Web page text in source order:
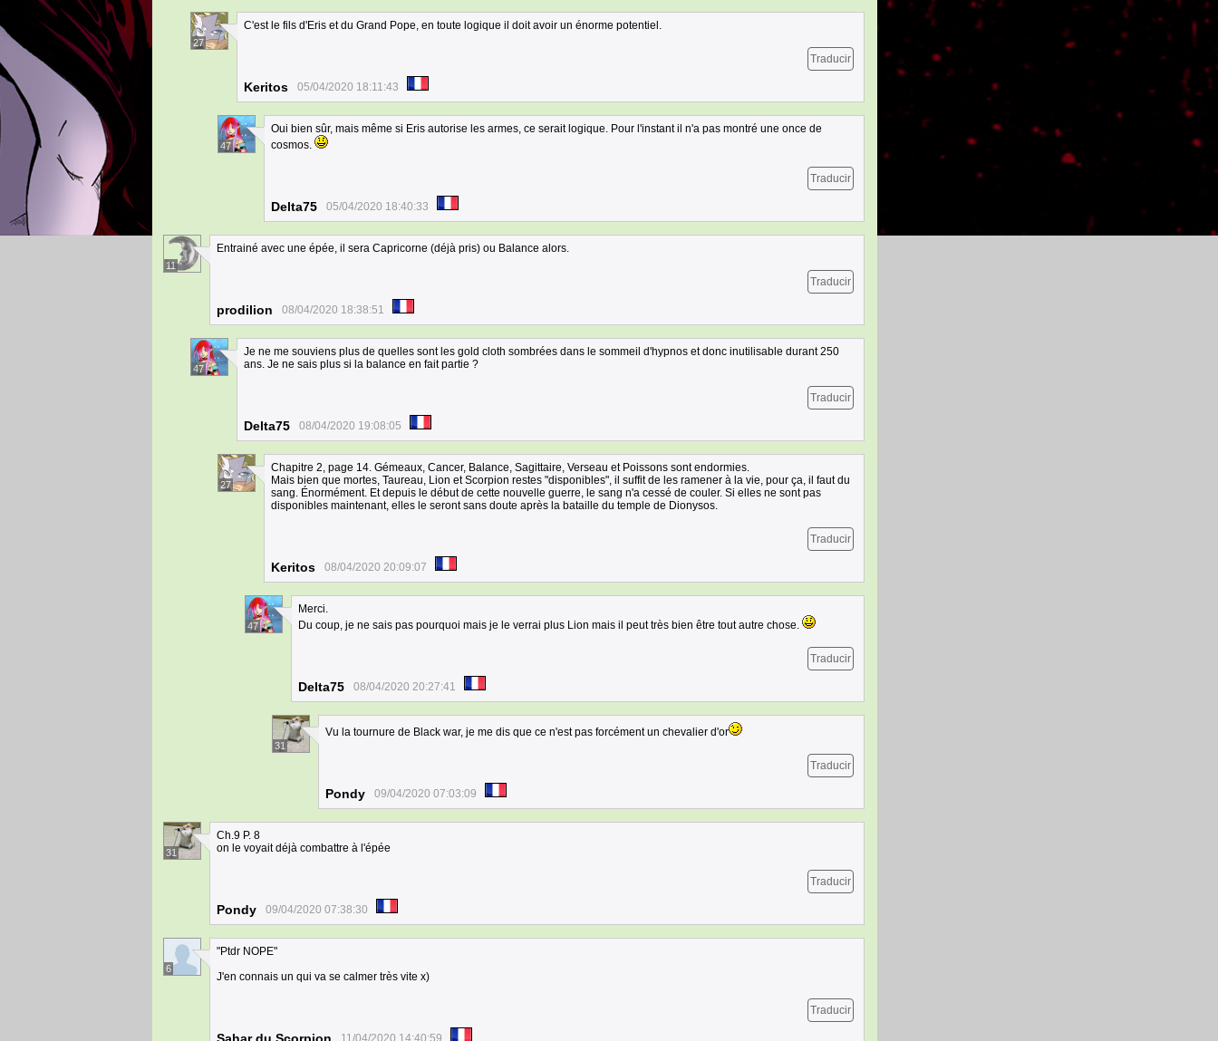
27
C'est le fils d'Eris et du Grand Pope, en toute logique il doit avoir un énorme potentiel.
Traducir
Keritos 05/04/2020 18:11:43
47
Oui bien sûr, mais même si Eris autorise les armes, ce serait logique. Pour l'instant il n'a pas montré une once de
cosmos.
Traducir
Delta75 05/04/2020 18:40:33
11
Entrainé avec une épée, il sera Capricorne (déjà pris) ou Balance alors.
Traducir
prodilion 08/04/2020 18:38:51
47
Je ne me souviens plus de quelles sont les gold cloth sombrées dans le sommeil d'hypnos et donc inutilisable durant 250
ans. Je ne sais plus si la balance en fait partie ?
Traducir
Delta75 08/04/2020 19:08:05
27
Chapitre 2, page 14. Gémeaux, Cancer, Balance, Sagittaire, Verseau et Poissons sont endormies.
Mais bien que mortes, Taureau, Lion et Scorpion restes "disponibles", il suffit de les ramener à la vie, pour ça, il faut du
sang. Énormément. Et depuis le début de cette nouvelle guerre, le sang n'a cessé de couler. Si elles ne sont pas
disponibles maintenant, elles le seront sans doute après la bataille du temple de Dionysos.
Traducir
Keritos 08/04/2020 20:09:07
47
Merci.
Du coup, je ne sais pas pourquoi mais je le verrai plus Lion mais il peut très bien être tout autre chose.
Traducir
Delta75 08/04/2020 20:27:41
31
Vu la tournure de Black war, je me dis que ce n'est pas forcément un chevalier d'or
Traducir
Pondy 09/04/2020 07:03:09
31
Ch.9 P. 8
on le voyait déjà combattre à l'épée
Traducir
Pondy 09/04/2020 07:38:30
6
"Ptdr NOPE"
J'en connais un qui va se calmer très vite x)
Traducir
11/04/2020 14:40:59